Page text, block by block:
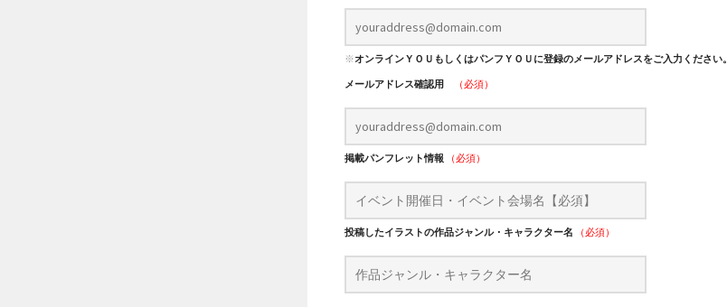
※オンラインＹＯＵもしくはパンフＹＯＵに登録のメールアドレスをご入力ください。
メールアドレス確認用
（必須）
掲載パンフレット情報 （必須）
投稿したイラストの作品ジャンル・キャラクター名 （必須）